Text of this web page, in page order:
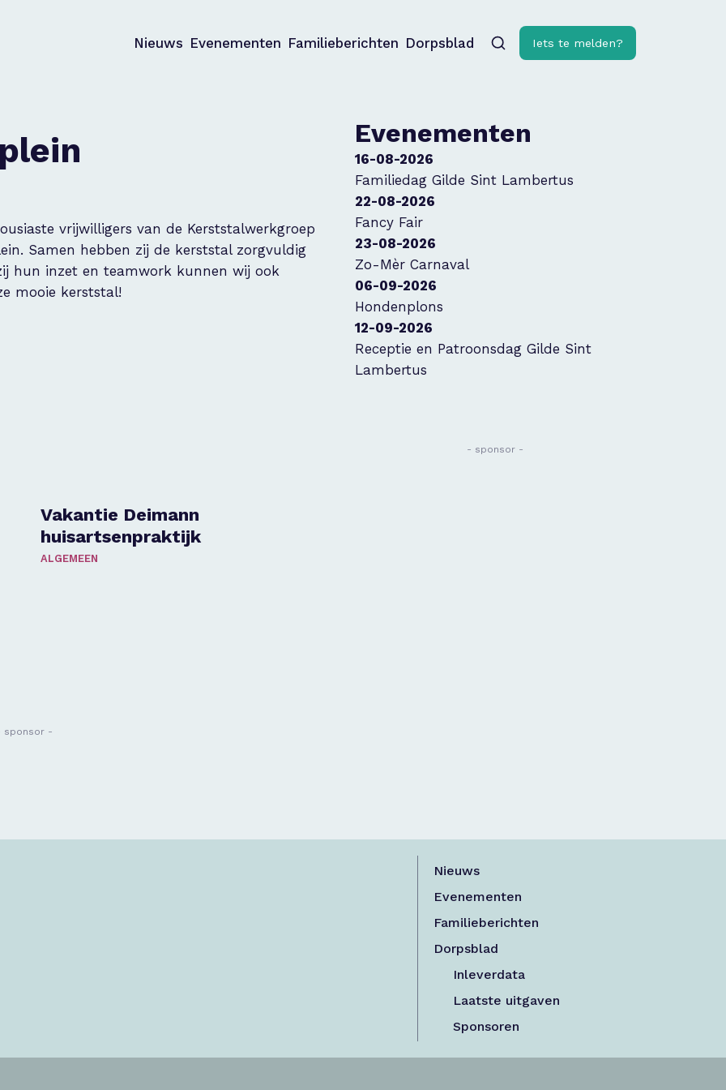
Nieuws Evenementen Familieberichten Dorpsblad Iets te melden?
vrijwilligers van de Kerststalwerkgroep
Samen hebben zij de kerststal zorgvuldig
hun inzet en teamwork kunnen wij ook
mooie kerststal!
Vakantie Deimann
huisartsenpraktijk
ALGEMEEN
sponsor -
Evenementen
16-08-2026
Familiedag Gilde Sint Lambertus
22-08-2026
Fancy Fair
23-08-2026
Zo-Mèr Carnaval
06-09-2026
Hondenplons
12-09-2026
Receptie en Patroonsdag Gilde Sint
Lambertus
- sponsor -
Nieuws
Evenementen
Familieberichten
Dorpsblad
Inleverdata
Laatste uitgaven
Sponsoren